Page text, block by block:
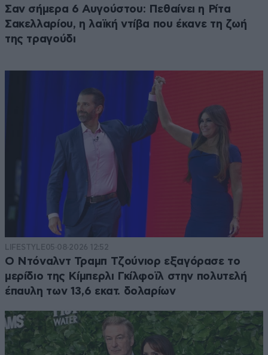
Σαν σήμερα 6 Αυγούστου: Πεθαίνει η Ρίτα
Σακελλαρίου, η λαϊκή ντίβα που έκανε τη ζωή
της τραγούδι
LIFESTYLE05·08·2026 12:52
Ο Ντόναλντ Τραμπ Τζούνιορ εξαγόρασε το
μερίδιο της Κίμπερλι Γκίλφοϊλ στην πολυτελή
έπαυλη των 13,6 εκατ. δολαρίων